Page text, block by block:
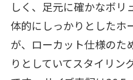
しく、足元に確かなボリ
体的にしっかりとしたホ
が、ローカット仕様のた
りとしていてスタイリン